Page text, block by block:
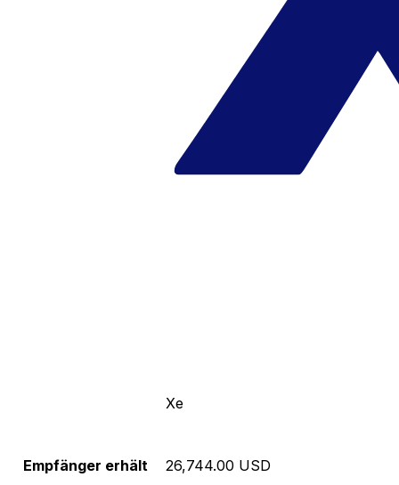
Xe
Empfänger erhält
26,744.00 USD